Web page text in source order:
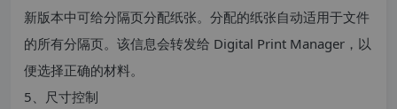
新版本中可给分隔页分配纸张。分配的纸张自动适用于文件
的所有分隔页。该信息会转发给 Digital Print Manager，以
便选择正确的材料。
5、尺寸控制